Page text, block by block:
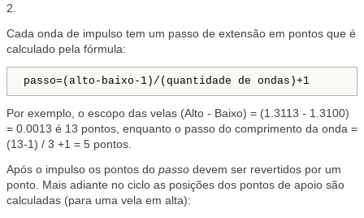
2.
Cada onda de impulso tem um passo de extensão em pontos que é
calculado pela fórmula:
passo=(alto-baixo-1)/(quantidade de ondas)+1
Por exemplo, o escopo das velas (Alto - Baixo) = (1.3113 - 1.3100)
= 0.0013 é 13 pontos, enquanto o passo do comprimento da onda =
(13-1) / 3 +1 = 5 pontos.
Após o impulso os pontos do passo devem ser revertidos por um
ponto. Mais adiante no ciclo as posições dos pontos de apoio são
calculadas (para uma vela em alta):